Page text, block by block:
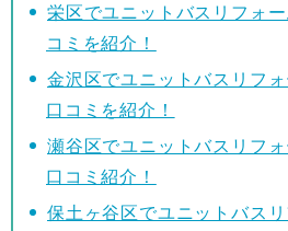
栄区でユニットバスリフォ
コミを紹介！
金沢区でユニットバスリフ
口コミを紹介！
瀬谷区でユニットバスリフ
口コミ紹介！
保土ヶ谷区でユニットバス